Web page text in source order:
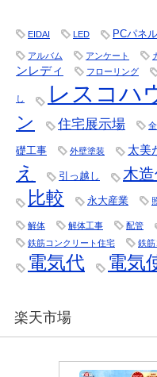
EIDAI LED PCパネル
アルバム アンケート
ンレディ
フローリング
し レスコハ
ン
住宅展示場
礎工事 外壁塗装 太美
え
引っ越し 木
比較 永大産業
解体 解体工事 配管
鉄筋コンクリート住宅 鉄筋
電気代 電気
楽天市場